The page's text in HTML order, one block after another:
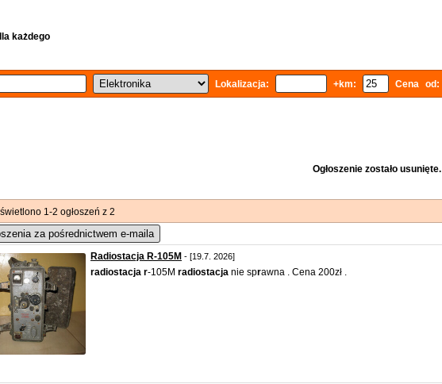
każdego
Lokalizacja: +km: Cena od:
Ogłoszenie zostało usunięte.
1-2 ogłoszeń z 2
za pośrednictwem e-maila
Radiostacja R-105M - [19.7. 2026]
radiostacja r-105M radiostacja nie sprawna . Cena 200zł .